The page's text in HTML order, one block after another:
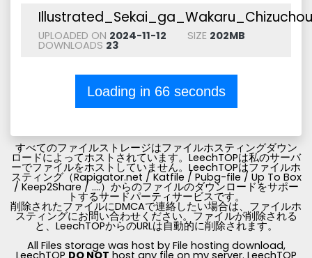
UPLOADED ON 2024-11-12 SIZE 202MB
DOWNLOADS 23
Loading in 66seconds
すべてのファイルストレージはファイルホスティングダウン
ロードによってホストされています。LeechTOPは私のサーバ
ーでファイルをホストしていません。LeechTOPはファイルホ
スティング（Rapigator.net / Katfile / Pubg-file / Up To Box
/ Keep2Share / ....）からのファイルのダウンロードをサポー
トするサードパーティサービスです。
削除されたファイルにDMCAで連絡したい場合は、ファイルホ
スティングにお問い合わせください。ファイルが削除される
と、LeechTOPからのURLは自動的に削除されます。
All Files storage was host by File hosting download,
LeechTOP DO NOT host any file on my server. LeechTOP